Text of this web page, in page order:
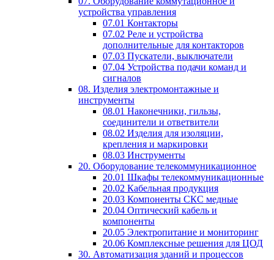
устройства управления
07.01 Контакторы
07.02 Реле и устройства
дополнительные для контакторов
07.03 Пускатели, выключатели
07.04 Устройства подачи команд и
сигналов
08. Изделия электромонтажные и
инструменты
08.01 Наконечники, гильзы,
соединители и ответвители
08.02 Изделия для изоляции,
крепления и маркировки
08.03 Инструменты
20. Оборудование телекоммуникационное
20.01 Шкафы телекоммуникационные
20.02 Кабельная продукция
20.03 Компоненты СКС медные
20.04 Оптический кабель и
компоненты
20.05 Электропитание и мониторинг
20.06 Комплексные решения для ЦОД
30. Автоматизация зданий и процессов